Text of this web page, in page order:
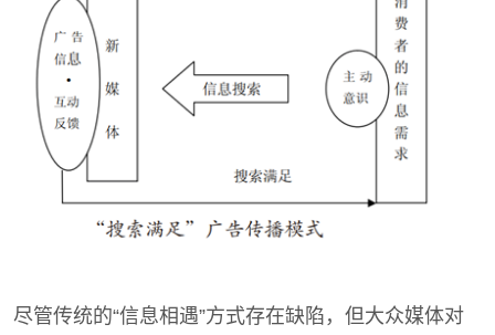
尽管传统的“信息相遇”方式存在缺陷，但大众媒体对